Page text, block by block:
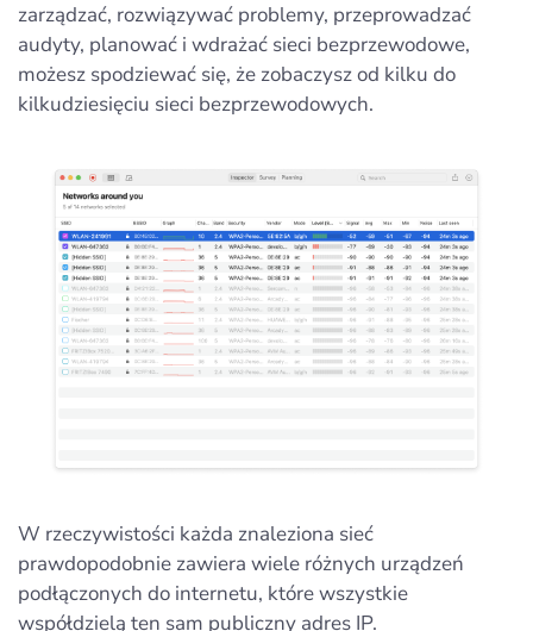
zarządzać, rozwiązywać problemy, przeprowadzać
audyty, planować i wdrażać sieci bezprzewodowe,
możesz spodziewać się, że zobaczysz od kilku do
kilkudziesięciu sieci bezprzewodowych.
W rzeczywistości każda znaleziona sieć
prawdopodobnie zawiera wiele różnych urządzeń
podłączonych do internetu, które wszystkie
współdzielą ten sam publiczny adres IP.